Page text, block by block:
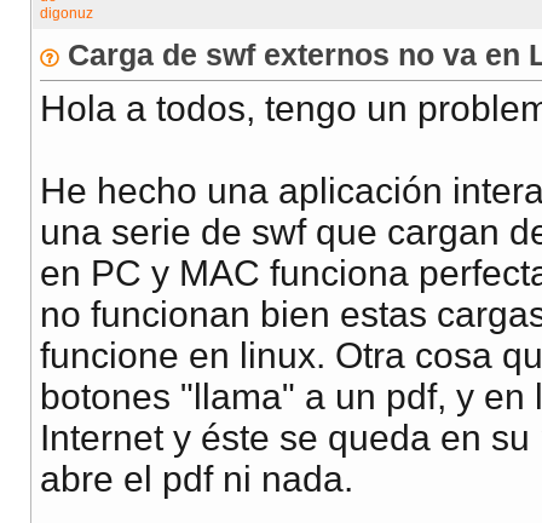
Carga de swf externos no va en
Hola a todos, tengo un
He hecho una aplicación
una serie de swf que cargan
en PC y MAC funciona
no funcionan bien estas
funcione en linux. Otra cosa
botones "llama" a un pdf, y
Internet y éste se queda en
abre el pdf ni nada.